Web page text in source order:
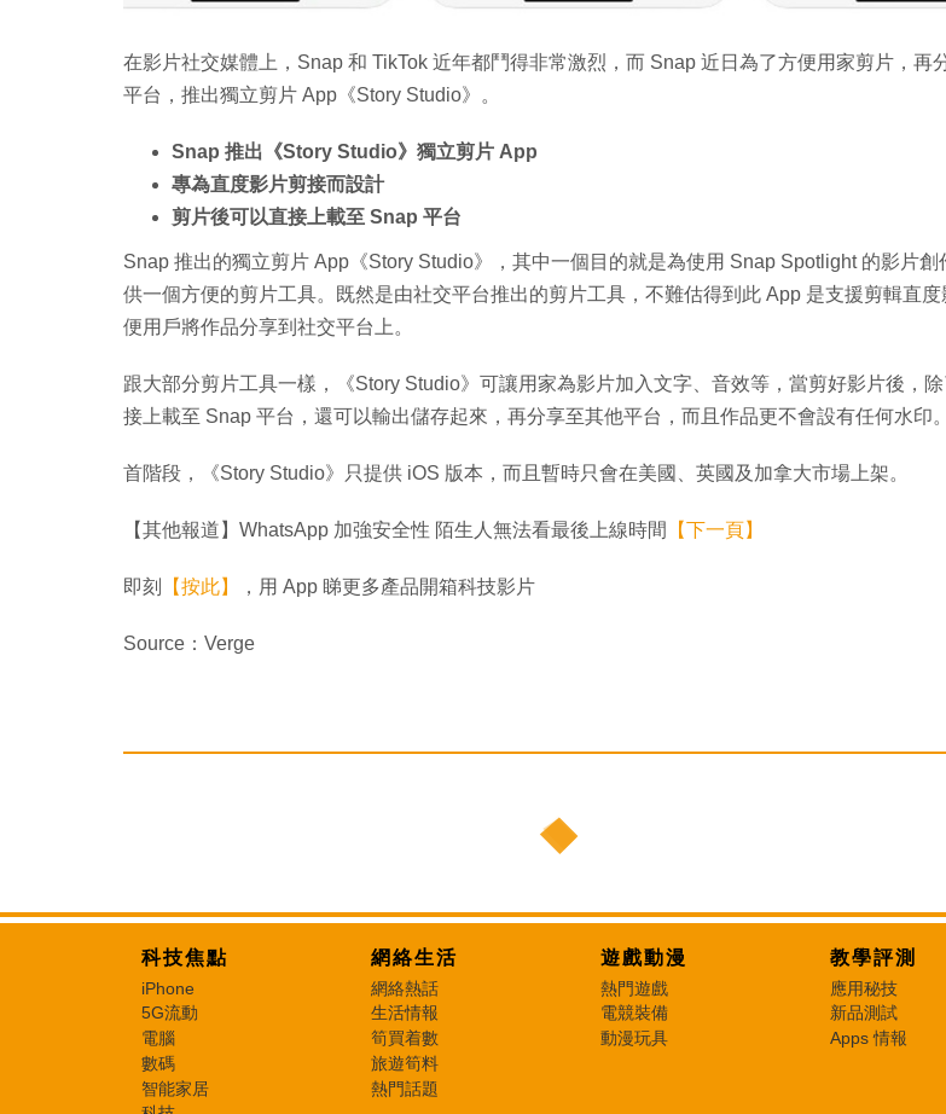
在影片社交媒體上，Snap 和 TikTok 近年都鬥得非常激烈，而 Snap 近日為了方便用家剪片，再
平台，推出獨立剪片 App《Story Studio》。
Snap 推出《Story Studio》獨立剪片 App
專為直度影片剪接而設計
剪片後可以直接上載至 Snap 平台
Snap 推出的獨立剪片 App《Story Studio》，其中一個目的就是為使用 Snap Spotlight 的影片創
供一個方便的剪片工具。既然是由社交平台推出的剪片工具，不難估得到此 App 是支援剪輯直
便用戶將作品分享到社交平台上。
跟大部分剪片工具一樣，《Story Studio》可讓用家為影片加入文字、音效等，當剪好影片後，
接上載至 Snap 平台，還可以輸出儲存起來，再分享至其他平台，而且作品更不會設有任何水印。
首階段，《Story Studio》只提供 iOS 版本，而且暫時只會在美國、英國及加拿大市場上架。
【其他報道】WhatsApp 加強安全性 陌生人無法看最後上線時間 【下一頁】
即刻 【按此】 ，用 App 睇更多產品開箱科技影片
Source：Verge
科技焦點
iPhone
5G流動
電腦
數碼
智能家居
網絡生活
網絡熱話
生活情報
筍買着數
旅遊筍料
熱門話題
遊戲動漫
熱門遊戲
電競裝備
動漫玩具
教學評測
應用秘技
新品測試
Apps 情報